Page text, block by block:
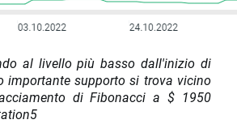
al livello più basso dall'inizio di
importante supporto si trova vicino
di Fibonacci a $ 1950